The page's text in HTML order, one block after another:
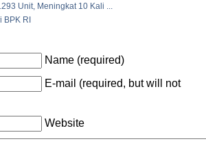
Unit, Meningkat 10 Kali ...
BPK RI
Name (required)
E-mail (required, but will not
Website